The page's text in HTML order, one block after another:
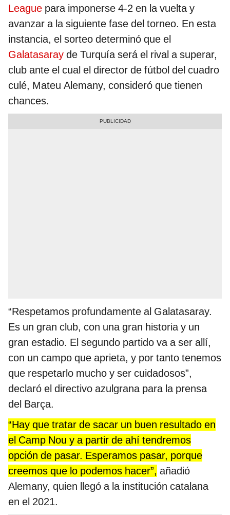
League para imponerse 4-2 en la vuelta y
avanzar a la siguiente fase del torneo. En esta
instancia, el sorteo determinó que el
Galatasaray de Turquía será el rival a superar,
club ante el cual el director de fútbol del cuadro
culé, Mateu Alemany, consideró que tienen
chances.
“Respetamos profundamente al Galatasaray.
Es un gran club, con una gran historia y un
gran estadio. El segundo partido va a ser allí,
con un campo que aprieta, y por tanto tenemos
que respetarlo mucho y ser cuidadosos”,
declaró el directivo azulgrana para la prensa
del Barça.
“Hay que tratar de sacar un buen resultado en
el Camp Nou y a partir de ahí tendremos
opción de pasar. Esperamos pasar, porque
creemos que lo podemos hacer”, añadió
Alemany, quien llegó a la institución catalana
en el 2021.